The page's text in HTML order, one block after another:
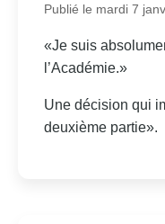
Publié le mardi 7
«Je suis
l’Académie.»
Une décision qui
deuxième partie».